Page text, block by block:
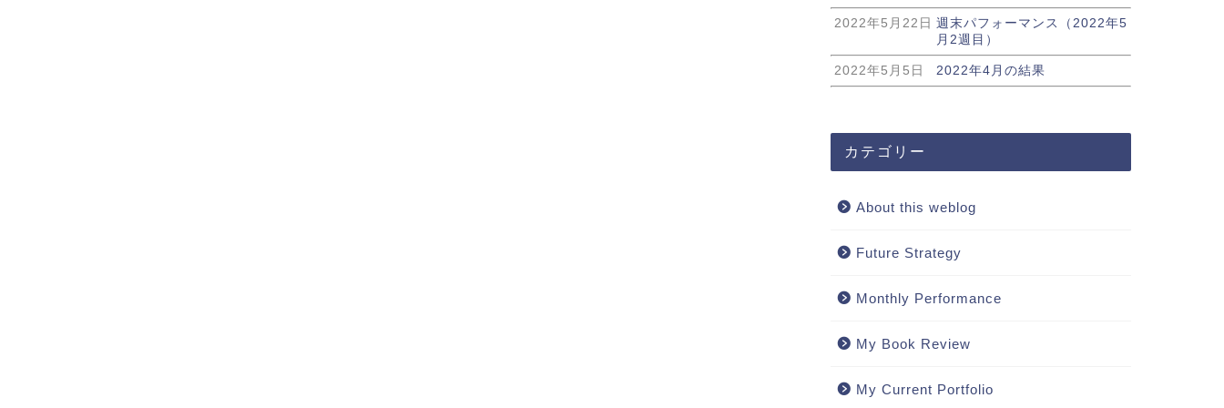
2022年5月22日 週末パフォーマンス（2022年5
月2週目）
2022年5月5日 2022年4月の結果
カテゴリー
About this weblog
Future Strategy
Monthly Performance
My Book Review
My Current Portfolio